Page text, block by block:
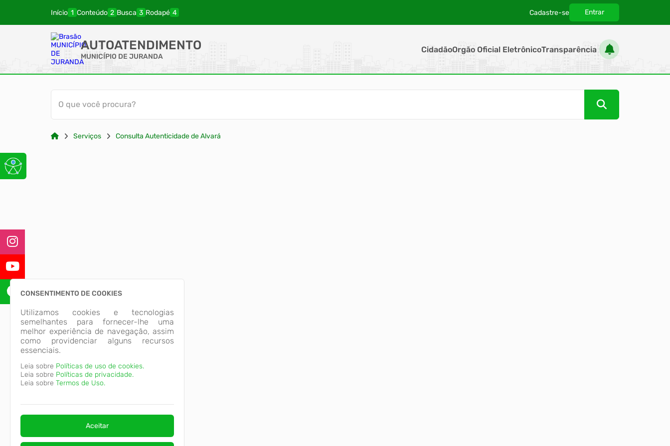
Início Conteúdo Busca Rodapé Cadastre-se Entrar
AUTOATENDIMENTO
MUNICÍPIO DE JURANDA
CidadãoOrgão Oficial EletrônicoTransparência
O que você procura?
Serviços Consulta Autenticidade de Alvará
CONSENTIMENTO DE COOKIES
Utilizamos cookies e tecnologias
semelhantes para fornecer-lhe uma
melhor experiência de navegação, assim
como providenciar alguns recursos
essenciais.
Leia sobre Políticas de uso de cookies.
Leia sobre Políticas de privacidade.
Leia sobre Termos de Uso.
Aceitar